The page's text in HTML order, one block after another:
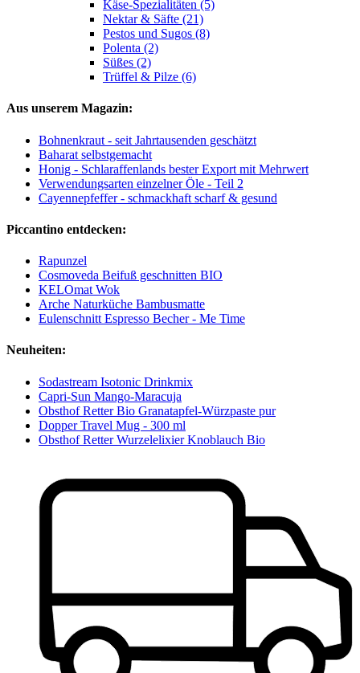
Käse-Spezialitäten (5)
Nektar & Säfte (21)
Pestos und Sugos (8)
Polenta (2)
Süßes (2)
Trüffel & Pilze (6)
Aus unserem Magazin:
Bohnenkraut - seit Jahrtausenden geschätzt
Baharat selbstgemacht
Honig - Schlaraffenlands bester Export mit Mehrwert
Verwendungsarten einzelner Öle - Teil 2
Cayennepfeffer - schmackhaft scharf & gesund
Piccantino entdecken:
Rapunzel
Cosmoveda Beifuß geschnitten BIO
KELOmat Wok
Arche Naturküche Bambusmatte
Eulenschnitt Espresso Becher - Me Time
Neuheiten:
Sodastream Isotonic Drinkmix
Capri-Sun Mango-Maracuja
Obsthof Retter Bio Granatapfel-Würzpaste pur
Dopper Travel Mug - 300 ml
Obsthof Retter Wurzelelixier Knoblauch Bio